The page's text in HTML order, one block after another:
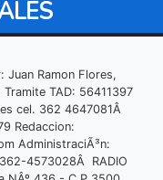
Juan Ramon Flores,
TAD: 56411397
cel. 362 4647081Â
Redaccion:
AdministraciÃ³n:
4573028Â RADIO